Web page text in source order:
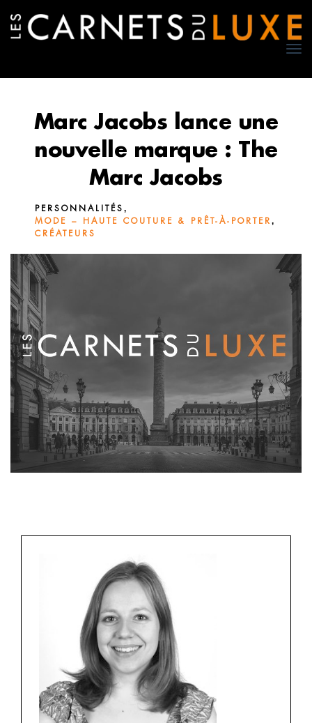
Marc Jacobs lance une
nouvelle marque : The
Marc Jacobs
PERSONNALITÉS ,
MODE – HAUTE COUTURE & PRÊT-À-PORTER ,
CRÉATEURS